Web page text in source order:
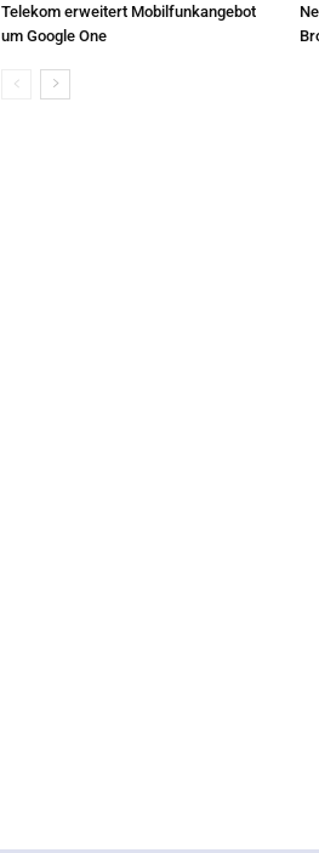
Telekom erweitert Mobilfunkangebot
um Google One